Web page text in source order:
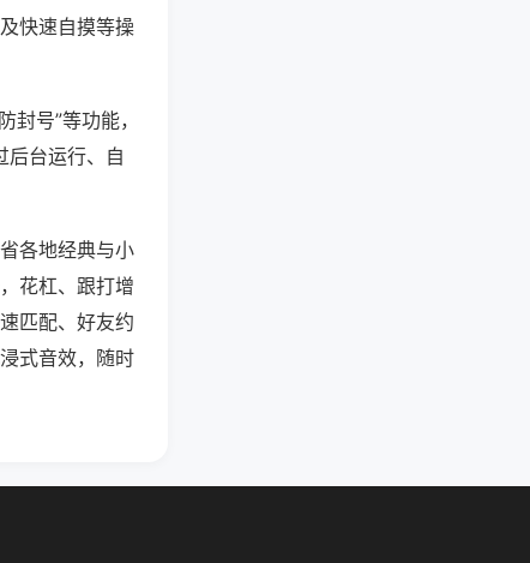
快速自摸等操
号”等功能，
后台运行、自
各地经典与小
花杠、跟打增
匹配、好友约
式音效，随时